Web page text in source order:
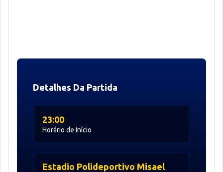
Detalhes Da Partida
Horário de Início
23:00
Estadio Polideportivo Misael